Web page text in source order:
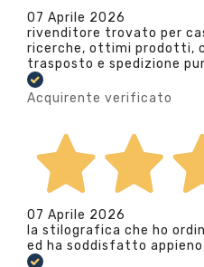
07 Aprile 2026
rivenditore trovato per
ricerche, ottimi prodotti,
trasposto e spedizione
Acquirente verificato
07 Aprile 2026
la stilografica che ho
ed ha soddisfatto